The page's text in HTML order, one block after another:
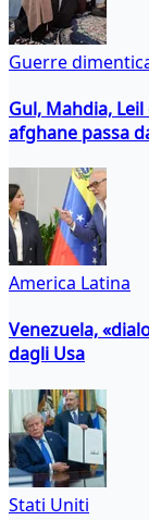
Guerre
Gul, Mahdia,
afghane passa
America Latina
Venezuela,
dagli Usa
Stati Uniti